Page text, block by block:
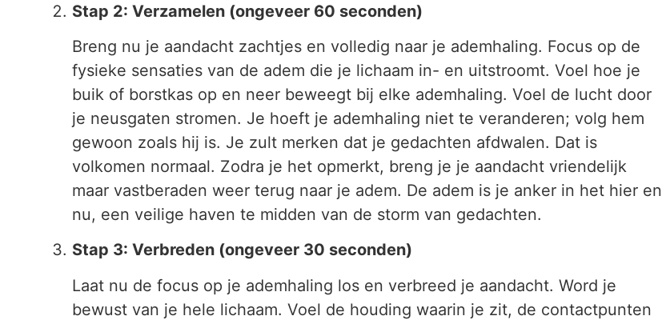
Stap 2: Verzamelen (ongeveer 60 seconden)
Breng nu je aandacht zachtjes en volledig naar je ademhaling. Focus op de
fysieke sensaties van de adem die je lichaam in- en uitstroomt. Voel hoe je
buik of borstkas op en neer beweegt bij elke ademhaling. Voel de lucht door
je neusgaten stromen. Je hoeft je ademhaling niet te veranderen; volg hem
gewoon zoals hij is. Je zult merken dat je gedachten afdwalen. Dat is
volkomen normaal. Zodra je het opmerkt, breng je je aandacht vriendelijk
maar vastberaden weer terug naar je adem. De adem is je anker in het hier en
nu, een veilige haven te midden van de storm van gedachten.
Stap 3: Verbreden (ongeveer 30 seconden)
Laat nu de focus op je ademhaling los en verbreed je aandacht. Word je
bewust van je hele lichaam. Voel de houding waarin je zit, de contactpunten